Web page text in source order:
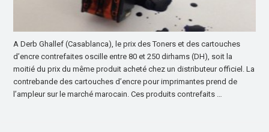
A Derb Ghallef (Casablanca), le prix des Toners et des cartouches
d’encre contrefaites oscille entre 80 et 250 dirhams (DH), soit la
moitié du prix du même produit acheté chez un distributeur officiel. La
contrebande des cartouches d’encre pour imprimantes prend de
l’ampleur sur le marché marocain. Ces produits contrefaits …